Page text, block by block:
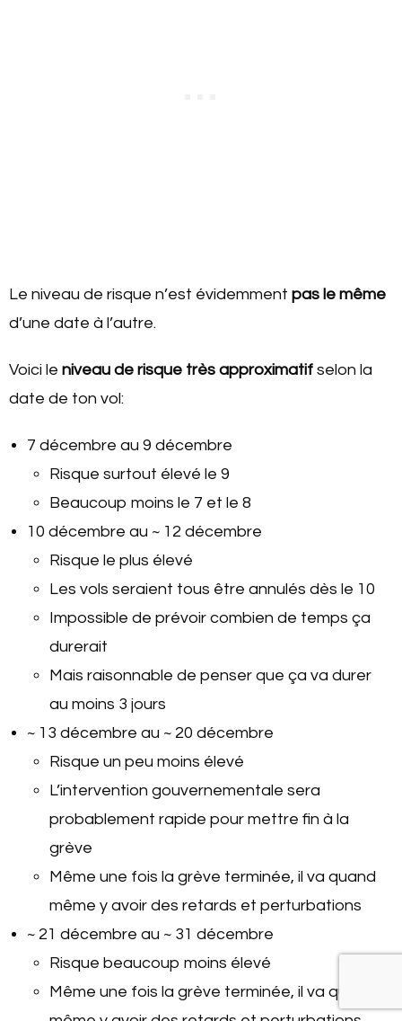
Le niveau de risque n’est évidemment pas le même
d’une date à l’autre.
Voici le niveau de risque très approximatif selon la
date de ton vol:
7 décembre au 9 décembre
Risque surtout élevé le 9
Beaucoup moins le 7 et le 8
10 décembre au ~ 12 décembre
Risque le plus élevé
Les vols seraient tous être annulés dès le 10
Impossible de prévoir combien de temps ça
durerait
Mais raisonnable de penser que ça va durer
au moins 3 jours
~ 13 décembre au ~ 20 décembre
Risque un peu moins élevé
L’intervention gouvernementale sera
probablement rapide pour mettre fin à la
grève
Même une fois la grève terminée, il va quand
même y avoir des retards et perturbations
~ 21 décembre au ~ 31 décembre
Risque beaucoup moins élevé
Même une fois la grève terminée, il va quand